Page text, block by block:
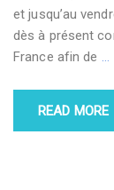
et jusqu’au
dès à présent
France afin de …
READ MORE